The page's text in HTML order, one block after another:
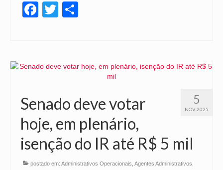
Facebook
Twitter
5
NOV 2025
Senado deve votar
hoje, em plenário,
isenção do IR até R$ 5 mil
postado em: Administrativos Operacionais Agentes Administrativos